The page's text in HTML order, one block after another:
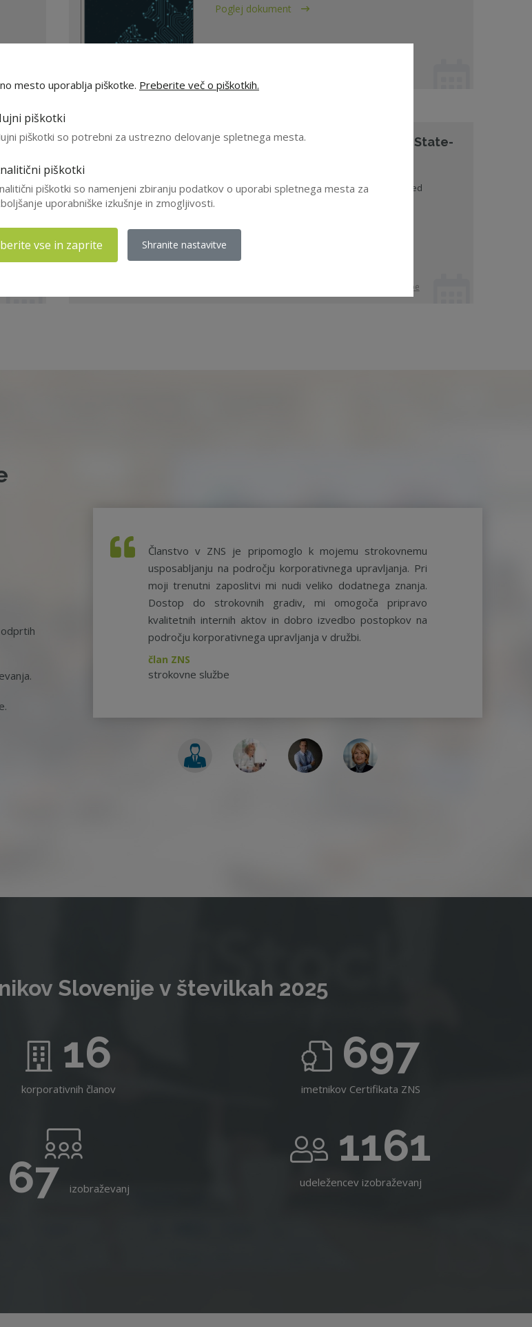
Poglej dokument
Anti-
10 Anti Corruption Principles for State-
The 10 Anti-Corruption Principles for State-Owned
državne družbe
Članstvo v ZNS je pripomoglo k mojemu strokovnemu
usposabljanju na področju korporativnega upravljanja. Pri
moji trenutni zaposlitvi mi nudi veliko dodatnega znanja.
Dostop do strokovnih gradiv, mi omogoča pripravo
kvalitetnih internih aktov in dobro izvedbo postopkov na
področju korporativnega upravljanja v družbi.
član ZNS
strokovne službe
Slovenije v številkah 2025
16
korporativnih članov
697
imetnikov Certifikata ZNS
67izobraževanj
1161
udeležencev izobraževanj
mesto uporablja piškotke. Preberite več o piškotkih.
piškotki
piškotki so potrebni za ustrezno delovanje spletnega mesta.
piškotki
piškotki so namenjeni zbiranju podatkov o uporabi spletnega mesta za
uporabniške izkušnje in zmogljivosti.
vse in zaprite Shranite nastavitve